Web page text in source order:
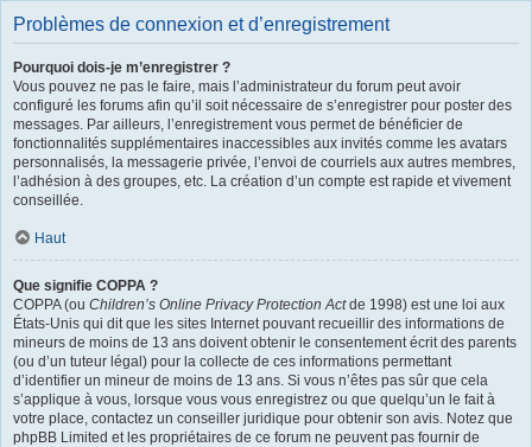
Problèmes de connexion et d’enregistrement
Pourquoi dois-je m’enregistrer ?
Vous pouvez ne pas le faire, mais l’administrateur du forum peut avoir
configuré les forums afin qu’il soit nécessaire de s’enregistrer pour poster des
messages. Par ailleurs, l’enregistrement vous permet de bénéficier de
fonctionnalités supplémentaires inaccessibles aux invités comme les avatars
personnalisés, la messagerie privée, l’envoi de courriels aux autres membres,
l’adhésion à des groupes, etc. La création d’un compte est rapide et vivement
conseillée.
Haut
Que signifie COPPA ?
COPPA (ou Children’s Online Privacy Protection Actde 1998) est une loi aux
États-Unis qui dit que les sites Internet pouvant recueillir des informations de
mineurs de moins de 13 ans doivent obtenir le consentement écrit des parents
(ou d’un tuteur légal) pour la collecte de ces informations permettant
d’identifier un mineur de moins de 13 ans. Si vous n’êtes pas sûr que cela
s’applique à vous, lorsque vous vous enregistrez ou que quelqu’un le fait à
votre place, contactez un conseiller juridique pour obtenir son avis. Notez que
phpBB Limited et les propriétaires de ce forum ne peuvent pas fournir de